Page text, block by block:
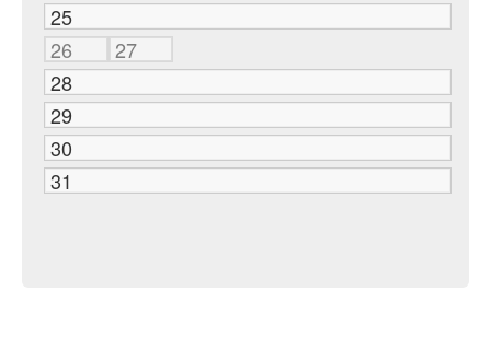
25
26
27
28
29
30
31